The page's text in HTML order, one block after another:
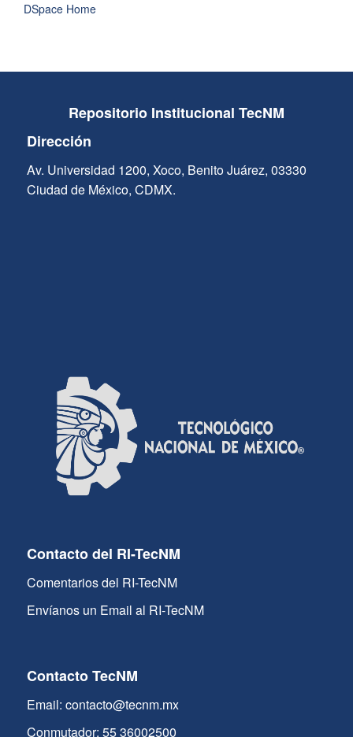
DSpace Home
Repositorio Institucional TecNM
Dirección
Av. Universidad 1200, Xoco, Benito Juárez, 03330
Ciudad de México, CDMX.
Contacto del RI-TecNM
Comentarios del RI-TecNM
Envíanos un Email al RI-TecNM
Contacto TecNM
Email: contacto@tecnm.mx
Conmutador: 55 36002500